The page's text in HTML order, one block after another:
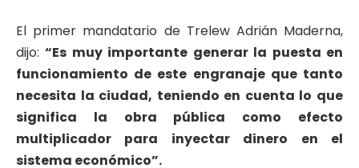
El primer mandatario de Trelew Adrián Maderna,
dijo:“Es muy importante generar la puesta en
funcionamiento de este engranaje que tanto
necesita la ciudad, teniendo en cuenta lo que
significa la obra pública como efecto
multiplicador para inyectar dinero en el
sistema económico”.